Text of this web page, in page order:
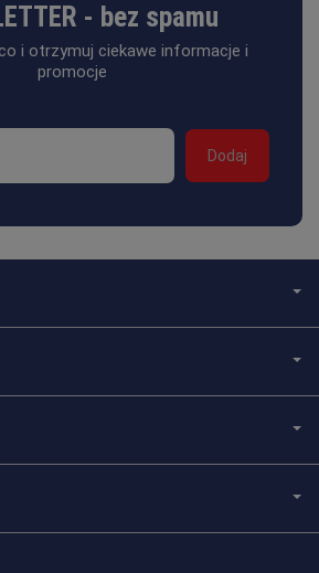
- bez spamu
i otrzymuj ciekawe informacje i
promocje